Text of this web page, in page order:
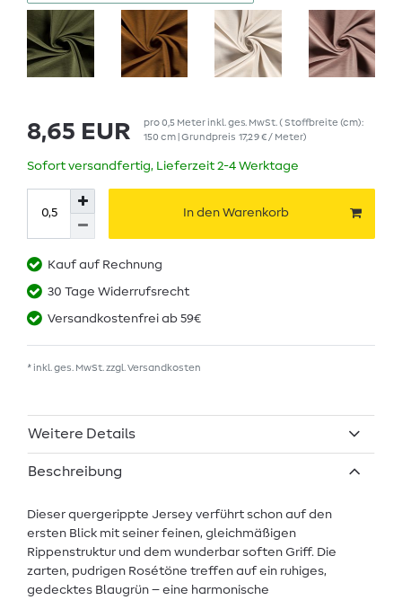
8,65 EUR pro0,5 Meterinkl. ges. MwSt. ( Stoffbreite (cm):
150 cm | Grundpreis 17,29 € / Meter)
Sofort versandfertig, Lieferzeit 2-4 Werktage
In den Warenkorb
Kauf auf Rechnung
30 Tage Widerrufsrecht
Versandkostenfrei ab 59€
* inkl. ges. MwSt. zzgl. Versandkosten
Weitere Details
Beschreibung
Dieser quergerippte Jersey verführt schon auf den
ersten Blick mit seiner feinen, gleichmäßigen
Rippenstruktur und dem wunderbar soften Griff. Die
zarten, pudrigen Rosétöne treffen auf ein ruhiges,
gedecktes Blaugrün – eine harmonische